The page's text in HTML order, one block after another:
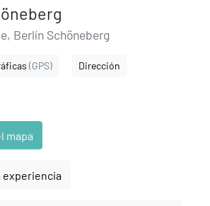
Berlín Schöneberg
(GPS) Dirección
mapa
experiencia